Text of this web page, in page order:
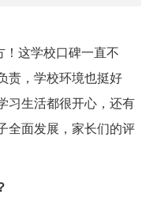
这学校口碑一直不
责，学校环境也挺好
习生活都很开心，还有
全面发展，家长们的评